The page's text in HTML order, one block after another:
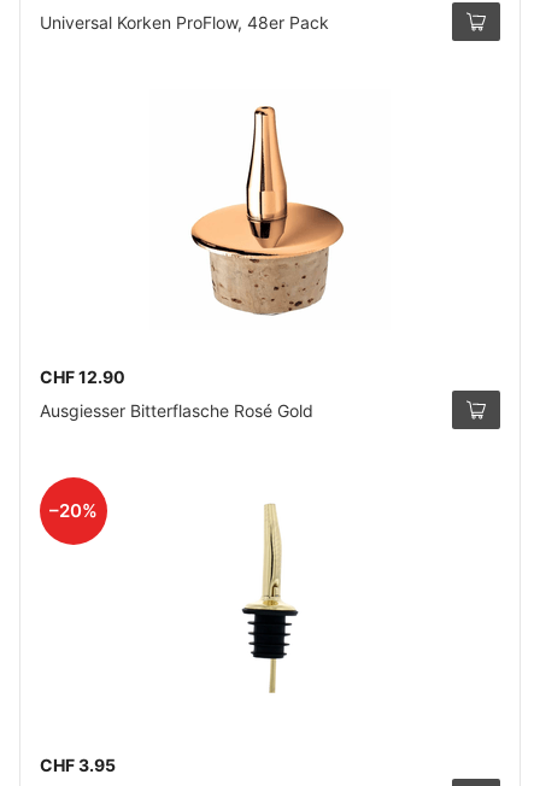
Universal Korken ProFlow, 48er Pack
CHF 12.90
Ausgiesser Bitterflasche Rosé Gold
–20%
CHF 3.95